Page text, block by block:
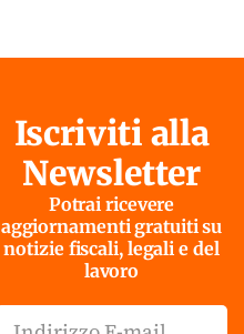
Iscriviti alla
Newsletter
Potrai ricevere
aggiornamenti gratuiti su
notizie fiscali, legali e del
lavoro